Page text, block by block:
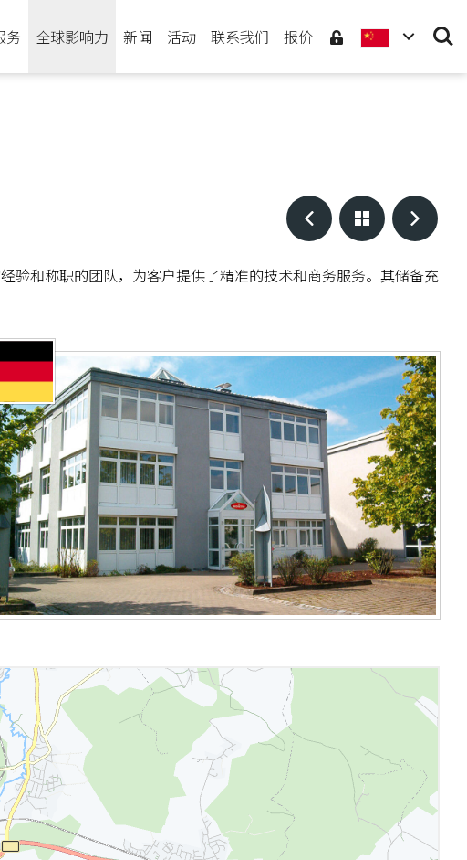
务 全球影响力 新闻 活动 联系我们 报价 Search
和称职的团队，为客户提供了精准的技术和商务服务。其储备充